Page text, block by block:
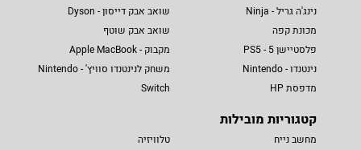
נינג'ה גריל - Ninja
מכונת קפה
פלסטיישן 5 - PS5
נינטנדו - Nintendo
מדפסת HP
שואב אבק דייסון - Dyson
שואב אבק שוטף
מקבוק - Apple MacBook
משחק לנינטנדו סוויץ' - Nintendo
Switch
קטגוריות מובילות
מחשב נייח
טלוויזיה